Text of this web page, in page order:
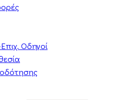
Οδηγοί